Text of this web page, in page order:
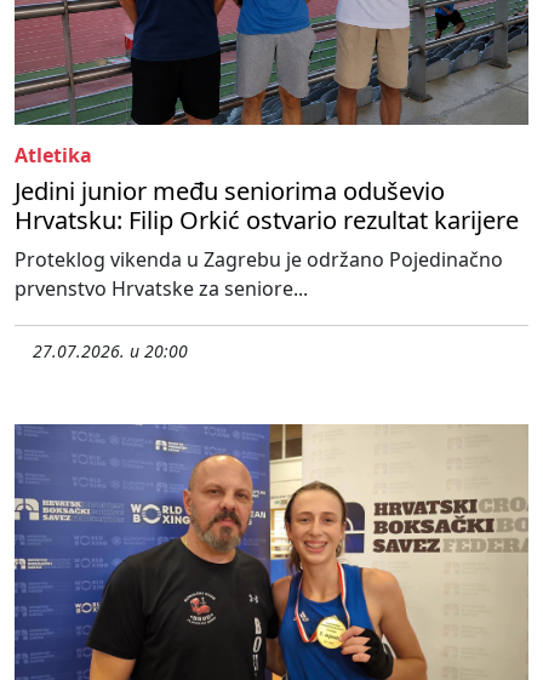
Atletika
Jedini junior među seniorima oduševio
Hrvatsku: Filip Orkić ostvario rezultat karijere
Proteklog vikenda u Zagrebu je održano Pojedinačno
prvenstvo Hrvatske za seniore...
27.07.2026. u 20:00